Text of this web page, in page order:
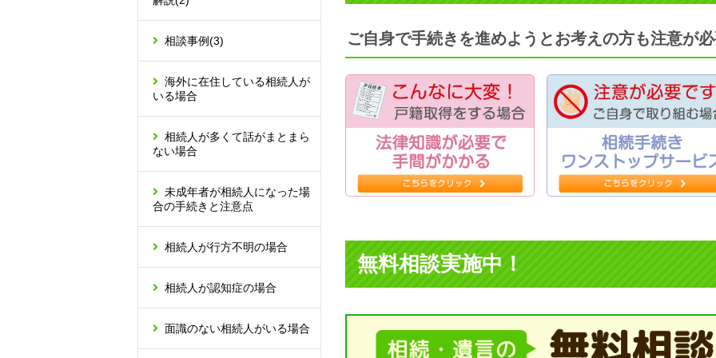
ご自身で手続きを進めようとお考えの方も注意が
無料相談実施中！
相談事例(3)
海外に在住している相続人が
いる場合
相続人が多くて話がまとまら
ない場合
未成年者が相続人になった場
合の手続きと注意点
相続人が行方不明の場合
相続人が認知症の場合
面識のない相続人がいる場合